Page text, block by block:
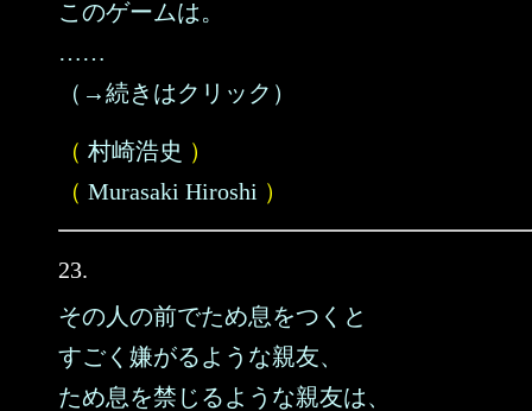
このゲームは。
……
（→続きはクリック）
（ 村崎浩史 ）
（ Murasaki Hiroshi ）
23.
その人の前でため息をつくと
すごく嫌がるような親友、
ため息を禁じるような親友は、